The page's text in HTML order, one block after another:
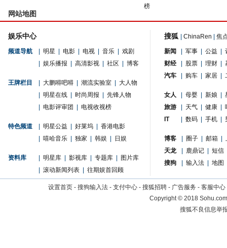
榜
网站地图
娱乐中心
频道导航 明星 电影 电视 音乐
戏剧
娱乐播报 高清影视 社区 博客
王牌栏目 大鹏嘚吧嘚 潮流实验室
大人物
明星在线 时尚周报
先锋人物
电影评审团 电视收视榜
特色频道 明星公益 好莱坞
香港电影
嘻哈音乐 独家 韩娱 日娱
资料库 明星库 影视库 专题库
图片库
滚动新闻列表 往期娱首回顾
搜狐 ChinaRen 焦
新闻 军事 公益
财经
股票 理财
汽车
购车 家居
女人 母婴 新娘
旅游
天气 健康
IT
数码 手机
博客 圈子 邮箱
天龙
鹿鼎记
短信
搜狗
输入法 地图
设置首页 - 搜狗输入法 - 支付中心 - 搜狐招聘 - 广告服务 - 客服中心
Copyright©2018
搜狐不良信息举